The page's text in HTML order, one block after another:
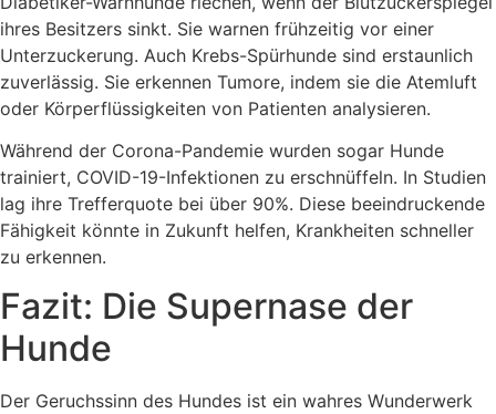
ihres Besitzers sinkt. Sie warnen frühzeitig vor einer
Unterzuckerung. Auch Krebs-Spürhunde sind erstaunlich
zuverlässig. Sie erkennen Tumore, indem sie die Atemluft
oder Körperflüssigkeiten von Patienten analysieren.
Während der Corona-Pandemie wurden sogar Hunde
trainiert, COVID-19-Infektionen zu erschnüffeln. In Studien
lag ihre Trefferquote bei über 90%. Diese beeindruckende
Fähigkeit könnte in Zukunft helfen, Krankheiten schneller
zu erkennen.
Fazit: Die Supernase der
Hunde
Der Geruchssinn des Hundes ist ein wahres Wunderwerk